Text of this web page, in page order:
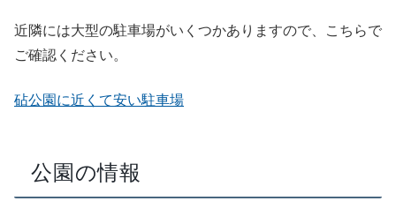
近隣には大型の駐車場がいくつかありますので、こちらで
ご確認ください。
砧公園に近くて安い駐車場
公園の情報